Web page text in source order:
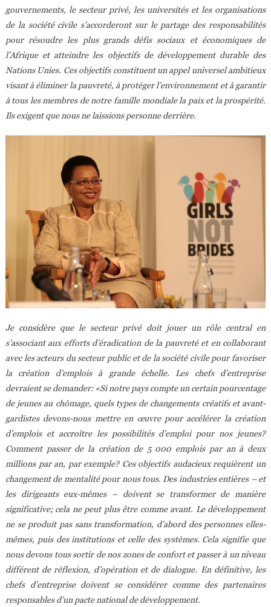
gouvernements, le secteur privé, les universités et les organisations
de la société civile s’accorderont sur le partage des responsabilités
pour résoudre les plus grands défis sociaux et économiques de
l’Afrique et atteindre les objectifs de développement durable des
Nations Unies. Ces objectifs constituent un appel universel ambitieux
visant à éliminer la pauvreté, à protéger l’environnement et à garantir
à tous les membres de notre famille mondiale la paix et la prospérité.
Ils exigent que nous ne laissions personne derrière.
Je considère que le secteur privé doit jouer un rôle central en
s’associant aux efforts d’éradication de la pauvreté et en collaborant
avec les acteurs du secteur public et de la société civile pour favoriser
la création d’emplois à grande échelle. Les chefs d’entreprise
devraient se demander: «Si notre pays compte un certain pourcentage
de jeunes au chômage, quels types de changements créatifs et avant-
gardistes devons-nous mettre en œuvre pour accélérer la création
d’emplois et accroître les possibilités d’emploi pour nos jeunes?
Comment passer de la création de 5 000 emplois par an à deux
millions par an, par exemple? Ces objectifs audacieux requièrent un
changement de mentalité pour nous tous. Des industries entières – et
les dirigeants eux-mêmes – doivent se transformer de manière
significative; cela ne peut plus être comme avant. Le développement
ne se produit pas sans transformation, d’abord des personnes elles-
mêmes, puis des institutions et celle des systèmes. Cela signifie que
nous devons tous sortir de nos zones de confort et passer à un niveau
différent de réflexion, d’opération et de dialogue. En définitive, les
chefs d’entreprise doivent se considérer comme des partenaires
responsables d’un pacte national de développement.